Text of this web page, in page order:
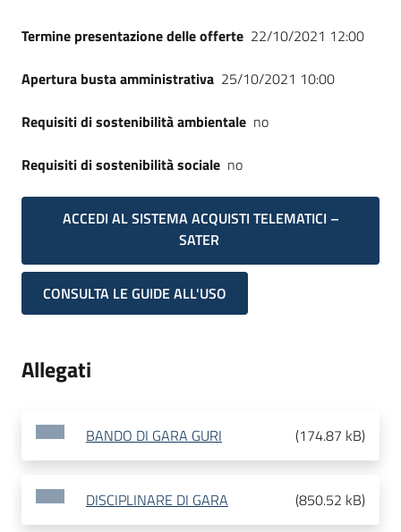
Termine presentazione delle offerte 22/10/2021 12:00
Apertura busta amministrativa 25/10/2021 10:00
Requisiti di sostenibilità ambientale no
Requisiti di sostenibilità sociale no
ACCEDI AL SISTEMA ACQUISTI TELEMATICI –
SATER
CONSULTA LE GUIDE ALL'USO
Allegati
BANDO DI GARA GURI (174.87 kB)
DISCIPLINARE DI GARA (850.52 kB)